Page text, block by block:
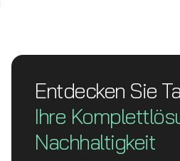
Entdecken Sie
Ihre
Nachhaltigkeit